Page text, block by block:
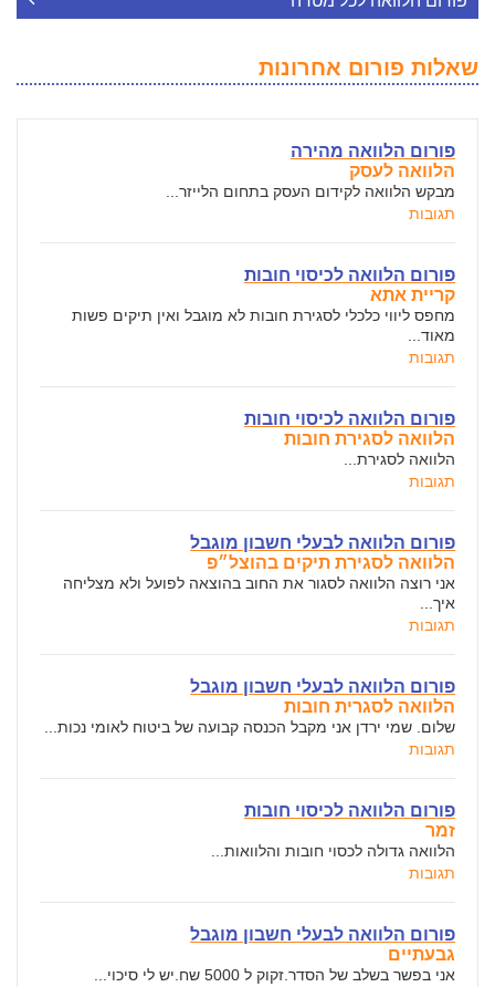
שאלות פורום אחרונות
פורום הלוואה מהירה
הלוואה לעסק
מבקש הלוואה לקידום העסק בתחום הלייזר...
תגובות
פורום הלוואה לכיסוי חובות
קריית אתא
מחפס ליווי כלכלי לסגירת חובות לא מוגבל ואין תיקים פשות
מאוד...
תגובות
פורום הלוואה לכיסוי חובות
הלוואה לסגירת חובות
הלוואה לסגירת...
תגובות
פורום הלוואה לבעלי חשבון מוגבל
הלוואה לסגירת תיקים בהוצל״פ
אני רוצה הלוואה לסגור את החוב בהוצאה לפועל ולא מצליחה
איך...
תגובות
פורום הלוואה לבעלי חשבון מוגבל
הלוואה לסגרית חובות
שלום. שמי ירדן אני מקבל הכנסה קבועה של ביטוח לאומי נכות...
תגובות
פורום הלוואה לכיסוי חובות
זמר
הלוואה גדולה לכסוי חובות והלוואות...
תגובות
פורום הלוואה לבעלי חשבון מוגבל
גבעתיים
אני בפשר בשלב של הסדר.זקוק ל 5000 שח.יש לי סיכוי...